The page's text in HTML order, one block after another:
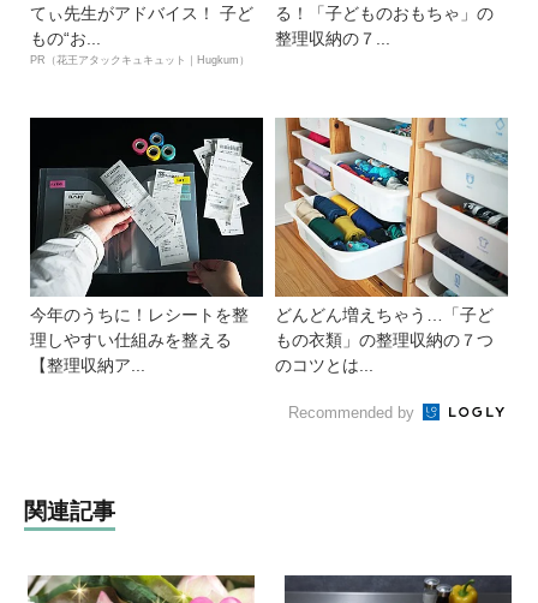
てぃ先生がアドバイス！ 子ど
もの“お...
PR（花王アタックキュキュット｜Hugkum）
る！「子どものおもちゃ」の
整理収納の７...
今年のうちに！レシートを整
理しやすい仕組みを整える
【整理収納ア...
どんどん増えちゃう…「子ど
もの衣類」の整理収納の７つ
のコツとは...
Recommended by
関連記事